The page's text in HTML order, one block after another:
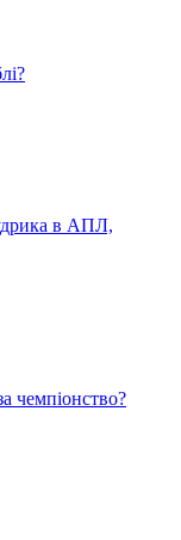
частиною
в АПЛ,
чемпіонство?